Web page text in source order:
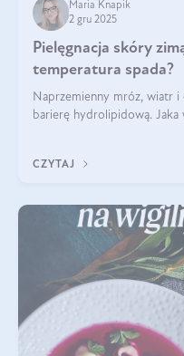
Maria Knapik
2 gru 2025
Pielęgnacja skóry
temperatura spada?
Naprzemienny mróz, wiatr i
barierę hydrolipidową.
CZYTAJ